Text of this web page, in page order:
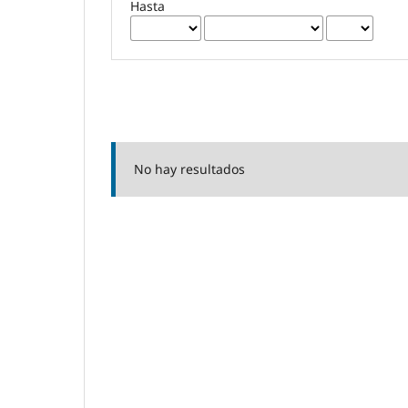
Hasta
No hay resultados